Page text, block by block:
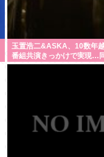
玉置浩二&ASKA、10数年
番組共演きっかけで実現…